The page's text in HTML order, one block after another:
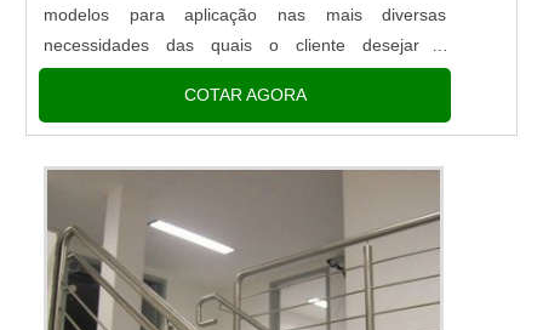
modelos para aplicação nas mais diversas
necessidades das quais o cliente desejar e
precisar.Funcionalidade correta do materialSendo
um item de primeira necessi...
COTAR AGORA